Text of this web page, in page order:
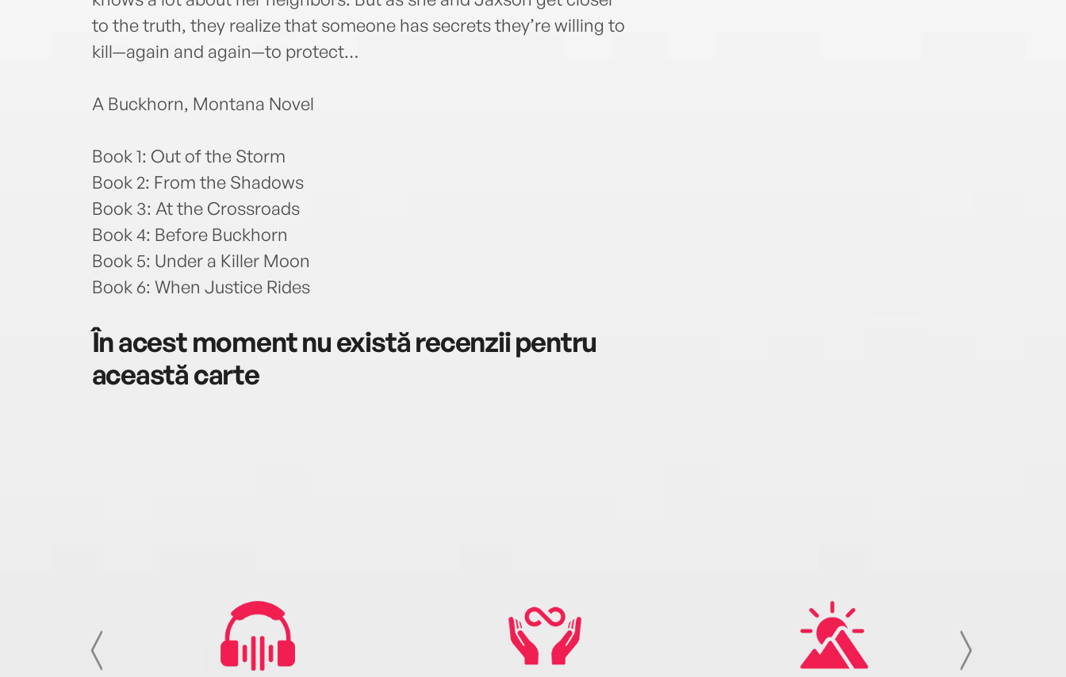
to the truth, they realize that someone has secrets they’re willing to
kill—again and again—to protect…
A Buckhorn, Montana Novel
Book 1: Out of the Storm
Book 2: From the Shadows
Book 3: At the Crossroads
Book 4: Before Buckhorn
Book 5: Under a Killer Moon
Book 6: When Justice Rides
În acest moment nu există recenzii pentru
această carte